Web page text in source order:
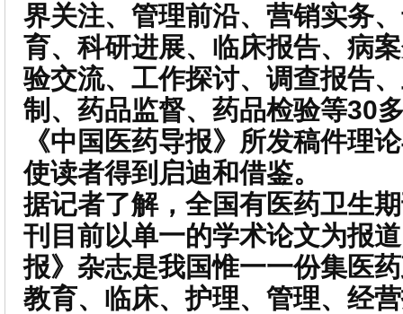
界关注、管理前沿、营销实务
育、科研进展、临床报告、病
验交流、工作探讨、调查报告
制、药品监督、药品检验等30
《中国医药导报》所发稿件理
使读者得到启迪和借鉴。
据记者了解，全国有医药卫生
刊目前以单一的学术论文为报
报》杂志是我国惟一一份集医
教育、临床、护理、管理、经